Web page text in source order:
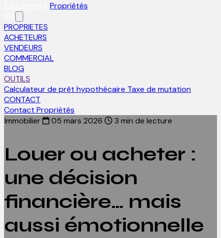
Propriétés
PROPRIETES
ACHETEURS
VENDEURS
COMMERCIAL
BLOG
OUTILS
Calculateur de prêt hypothécaire Taxe de mutation
CONTACT
Contact Propriétés
Immobilier
05 mars 2026 3 min de lecture
Louer ou acheter :
une décision
financière… mais
aussi émotionnelle